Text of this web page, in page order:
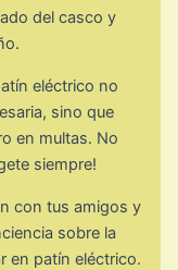
del casco y
eléctrico no
sino que
en multas. No
siempre!
con tus amigos y
sobre la
en patín eléctrico.